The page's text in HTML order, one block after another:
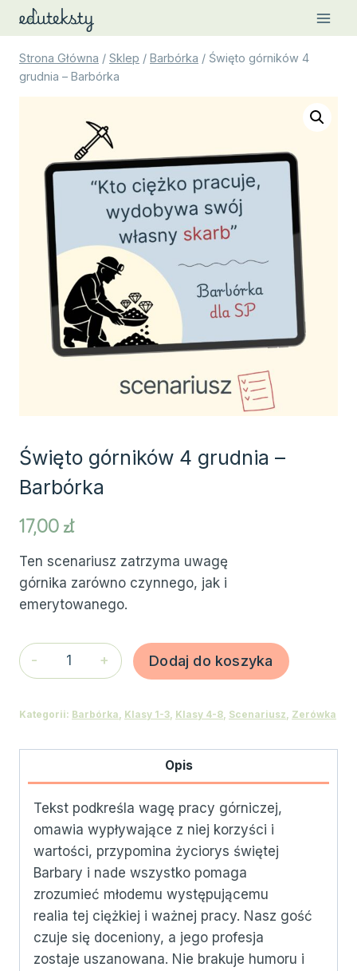
Przejdź
treściStrona Główna / Sklep / Barbórka / Święto górników 4
grudnia – Barbórka
Święto górników 4 grudnia –
Barbórka
17,00zł
Ten scenariusz zatrzyma uwagę
górnika zarówno czynnego, jak i
emerytowanego.
ilość
Święto
4
Barbórka
Dodaj do koszyka
Kategorii: Barbórka, Klasy 1-3, Klasy 4-8, Scenariusz, Zerówka
Opis
Tekst podkreśla wagę pracy górniczej,
omawia wypływające z niej korzyści i
wartości, przypomina życiorys świętej
Barbary i nade wszystko pomaga
zrozumieć młodemu występującemu
realia tej ciężkiej i ważnej pracy. Nasz gość
czuje się doceniony, a jego profesja
zostaje uszanowana. Nie brakuje humoru i